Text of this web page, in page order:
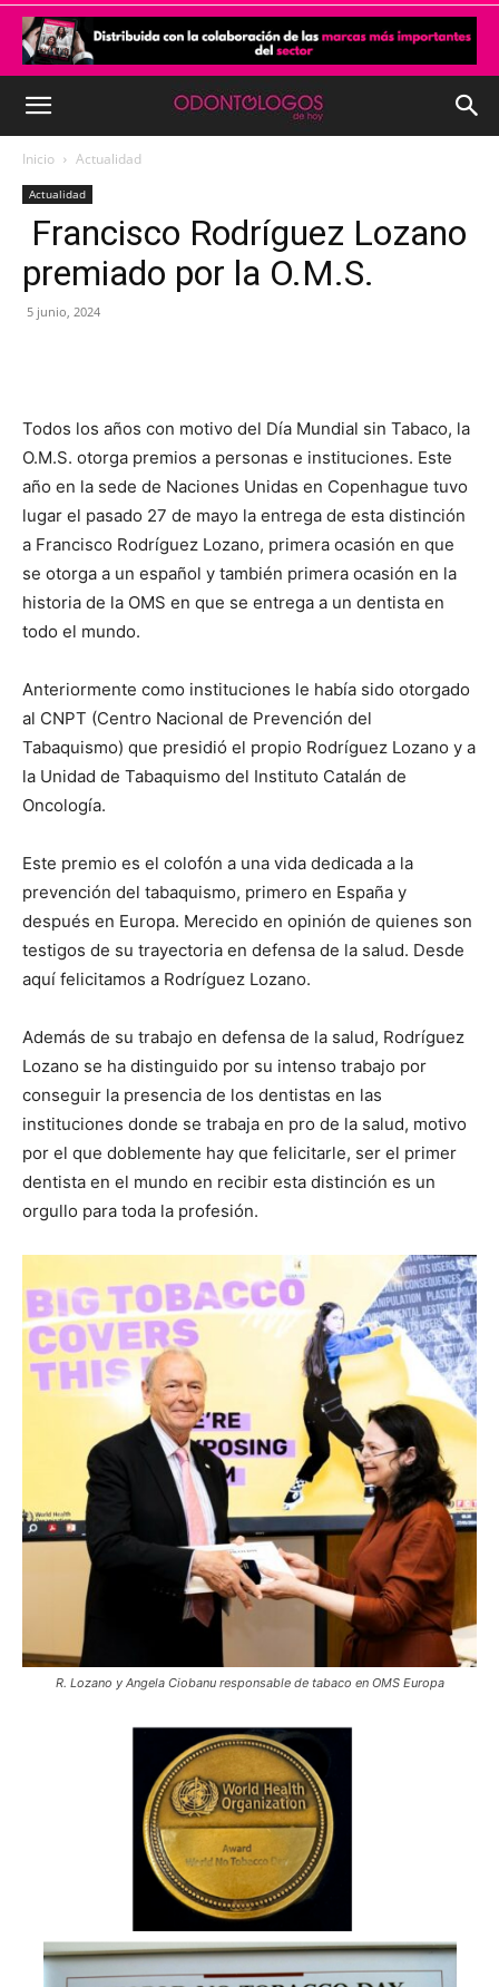
Inicio Actualidad
Actualidad
Francisco Rodríguez Lozano
premiado por la O.M.S.
5 junio, 2024
Todos los años con motivo del Día Mundial sin Tabaco, la
O.M.S. otorga premios a personas e instituciones. Este
año en la sede de Naciones Unidas en Copenhague tuvo
lugar el pasado 27 de mayo la entrega de esta distinción
a Francisco Rodríguez Lozano, primera ocasión en que
se otorga a un español y también primera ocasión en la
historia de la OMS en que se entrega a un dentista en
todo el mundo.
Anteriormente como instituciones le había sido otorgado
al CNPT (Centro Nacional de Prevención del
Tabaquismo) que presidió el propio Rodríguez Lozano y a
la Unidad de Tabaquismo del Instituto Catalán de
Oncología.
Este premio es el colofón a una vida dedicada a la
prevención del tabaquismo, primero en España y
después en Europa. Merecido en opinión de quienes son
testigos de su trayectoria en defensa de la salud. Desde
aquí felicitamos a Rodríguez Lozano.
Además de su trabajo en defensa de la salud, Rodríguez
Lozano se ha distinguido por su intenso trabajo por
conseguir la presencia de los dentistas en las
instituciones donde se trabaja en pro de la salud, motivo
por el que doblemente hay que felicitarle, ser el primer
dentista en el mundo en recibir esta distinción es un
orgullo para toda la profesión.
R. Lozano y Angela Ciobanu responsable de tabaco en OMS Europa